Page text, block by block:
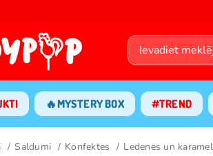
🔥MYSTERY BOX #TREND
Saldumi Konfektes Ledenes un